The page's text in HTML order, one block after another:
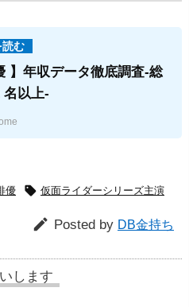
】年収データ徹底調査-総
名以上-
優  仮面ライダーシリーズ主演
 Posted by DB金持ち
します